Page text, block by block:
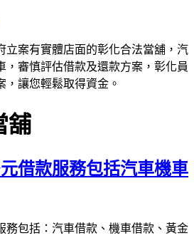
立案有實體店面的彰化合法當舖，汽
，審慎評估借款及還款方案，彰化員
，讓您輕鬆取得資金。
舖
借款服務包括汽車機車
務包括：汽車借款、機車借款、黃金